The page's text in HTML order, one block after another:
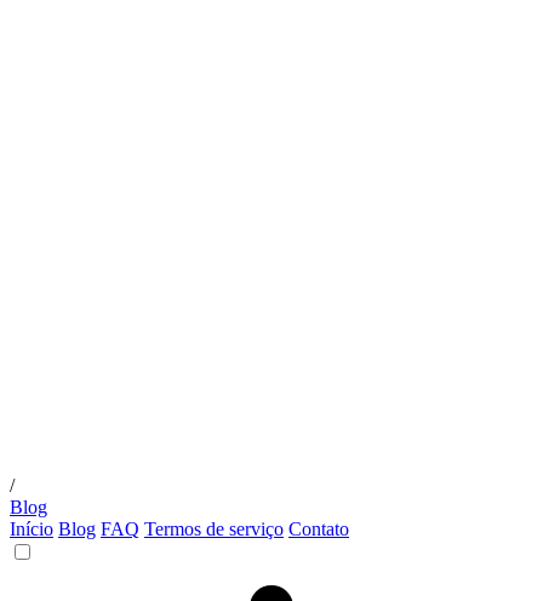
/
Blog
Início Blog FAQ Termos de serviço Contato